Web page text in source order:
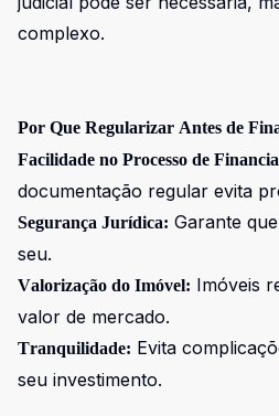
complexo.
Por Que Regularizar Antes de
Facilidade no Processo de
documentação regular evita
Segurança Jurídica: Garante
seu.
Valorização do Imóvel: Imóveis
valor de mercado.
Tranquilidade: Evita
seu investimento.